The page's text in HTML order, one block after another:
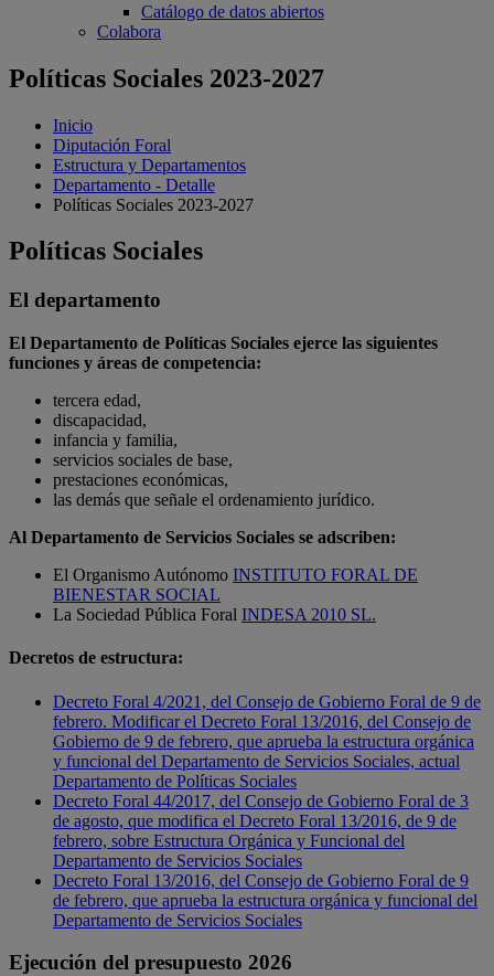
Catálogo de datos abiertos
Colabora
Políticas Sociales 2023-2027
Inicio
Diputación Foral
Estructura y Departamentos
Departamento - Detalle
Políticas Sociales 2023-2027
Políticas Sociales
El departamento
El Departamento de Políticas Sociales ejerce las siguientes
funciones y áreas de competencia:
tercera edad,
discapacidad,
infancia y familia,
servicios sociales de base,
prestaciones económicas,
las demás que señale el ordenamiento jurídico.
Al Departamento de Servicios Sociales se adscriben:
El Organismo Autónomo INSTITUTO FORAL DE
BIENESTAR SOCIAL
La Sociedad Pública Foral INDESA 2010 SL.
Decretos de estructura:
Decreto Foral 4/2021, del Consejo de Gobierno Foral de 9 de
febrero. Modificar el Decreto Foral 13/2016, del Consejo de
Gobierno de 9 de febrero, que aprueba la estructura orgánica
y funcional del Departamento de Servicios Sociales, actual
Departamento de Políticas Sociales
Decreto Foral 44/2017, del Consejo de Gobierno Foral de 3
de agosto, que modifica el Decreto Foral 13/2016, de 9 de
febrero, sobre Estructura Orgánica y Funcional del
Departamento de Servicios Sociales
Decreto Foral 13/2016, del Consejo de Gobierno Foral de 9
de febrero, que aprueba la estructura orgánica y funcional del
Departamento de Servicios Sociales
Ejecución del presupuesto 2026